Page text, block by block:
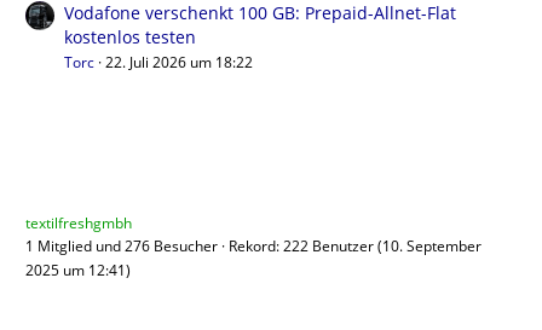
Vodafone verschenkt 100 GB: Prepaid-Allnet-Flat
kostenlos testen
Torc 22. Juli 2026 um 18:22
textilfreshgmbh
1 Mitglied und 276 Besucher Rekord: 222 Benutzer (10. September
2025 um 12:41)